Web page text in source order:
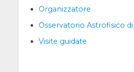
Organizzatore
Osservatorio Astrofisico
Visite guidate